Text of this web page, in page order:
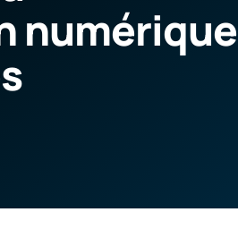
numérique